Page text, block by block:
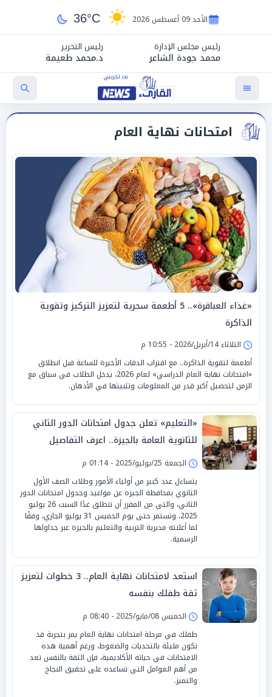
الأحد 09 أغسطس 2026 36°C
رئيس مجلس الإدارة
محمد جودة الشاعر
رئيس التحرير
د.محمد طعيمة
امتحانات نهاية العام
«غذاء العباقرة».. 5 أطعمة سحرية لتعزيز التركيز وتقوية
الذاكرة
الثلاثاء 14/أبريل/2026 - 10:55 م
أطعمة لتقوية الذاكرة.. مع اقتراب الدقات الأخيرة للساعة قبل انطلاق
«امتحانات نهاية العام الدراسي» لعام 2026، يدخل الطلاب في سباق مع
الزمن لتحصيل أكبر قدر من المعلومات وتثبيتها في الأذهان.
«التعليم» تعلن جدول امتحانات الدور الثاني
للثانوية العامة بالجيزة.. اعرف التفاصيل
الجمعة 25/يوليو/2025 - 01:14 م
يتساءل عدد كبير من أولياء الأمور وطلاب الصف الأول
الثانوي بمحافظة الجيزة عن مواعيد وجدول امتحانات الدور
الثاني، والتي من المقرر أن تنطلق غدًا السبت 26 يوليو
2025، وتستمر حتى يوم الخميس 31 يوليو الجاري، وفقًا
لما أعلنته مديرية التربية والتعليم بالجيزة عبر جداولها
الرسمية.
استعد لامتحانات نهاية العام.. 3 خطوات لتعزيز
ثقة طفلك بنفسه
الخميس 08/مايو/2025 - 08:40 م
طفلك في مرحلة امتحانات نهاية العام يمر بتجربة قد
تكون مليئة بالتحديات والضغوط، ورغم أهمية هذه
الامتحانات في حياته الأكاديمية، فإن الثقة بالنفس تعد
من أهم العوامل التي تساعده على تحقيق النجاح
والتميز.